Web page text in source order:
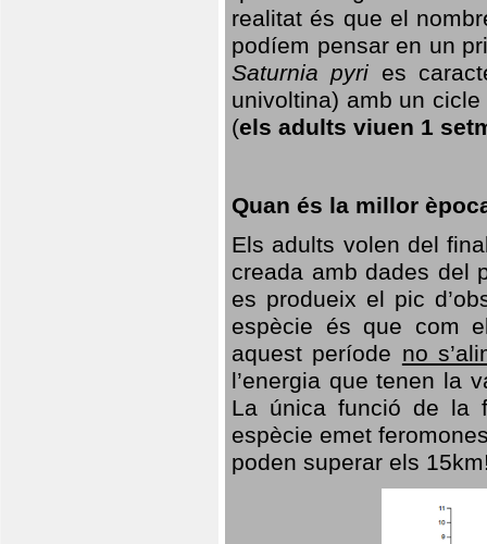
realitat és que el
podíem pensar en un
Saturnia pyri es
univoltina) amb un
(els adults viuen 1
Quan és la millor
Els adults volen del
creada amb dades del
es produeix el pic
espècie és que com
aquest període no
l’energia que tenen la
La única funció de la
espècie emet
poden superar els